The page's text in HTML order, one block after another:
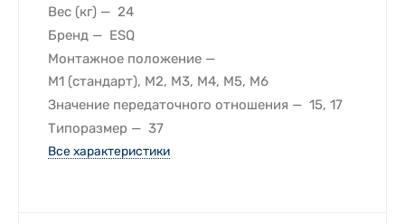
Вес (кг)
24
Бренд
ESQ
Монтажное положение
M1 (стандарт), M2, M3, M4, M5, M6
Значение передаточного отношения
15, 17
Типоразмер
37
Все характеристики